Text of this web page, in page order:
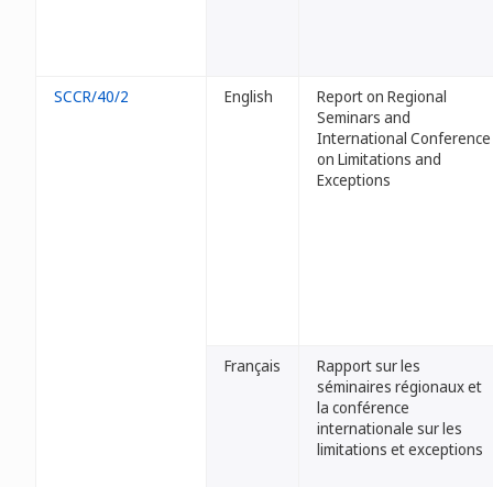
SCCR/40/2 English
Report on Regional
Seminars and
International Conference
on Limitations and
Exceptions
Français
Rapport sur les
séminaires régionaux et
la conférence
internationale sur les
limitations et exceptions